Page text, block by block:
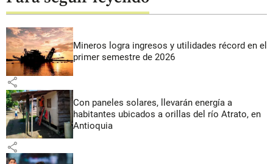
Mineros logra ingresos y utilidades récord en el
primer semestre de 2026
share
Con paneles solares, llevarán energía a
habitantes ubicados a orillas del río Atrato, en
Antioquia
share